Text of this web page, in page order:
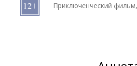
B2B Приключенческий